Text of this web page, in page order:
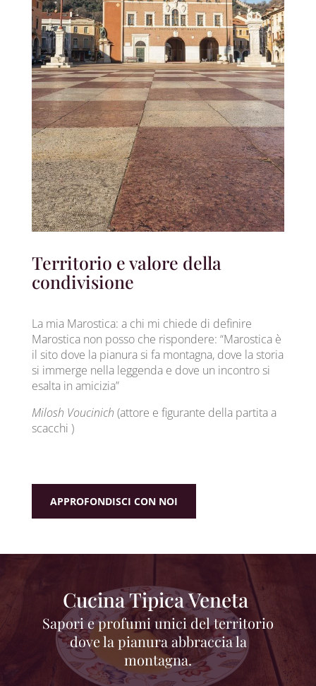
Territorio e valore della
condivisione
La mia Marostica: a chi mi chiede di definire
Marostica non posso che rispondere: “Marostica è
il sito dove la pianura si fa montagna, dove la storia
si immerge nella leggenda e dove un incontro si
esalta in amicizia”
Milosh Voucinich (attore e figurante della partita a
scacchi )
APPROFONDISCI CON NOI
Cucina Tipica Veneta
Sapori e profumi unici del territorio
dove la pianura abbraccia la
montagna.